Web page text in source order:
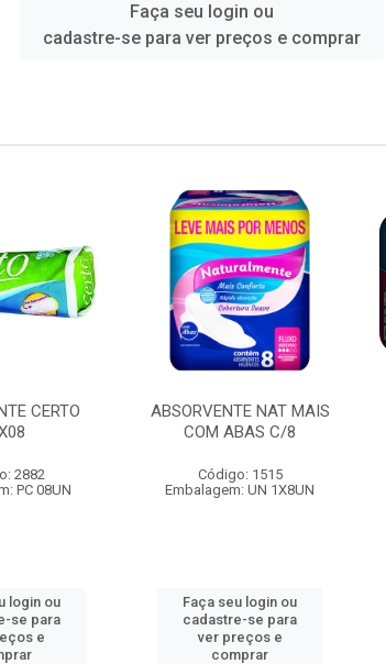
Faça seu login ou
cadastre-se para ver preços e comprar
CERTO
2882
PC 08UN
login ou
se para
e
ABSORVENTE NAT MAIS
COM ABAS C/8
Código: 1515
Embalagem: UN 1X8UN
Faça seu login ou
cadastre-se para
ver preços e
comprar